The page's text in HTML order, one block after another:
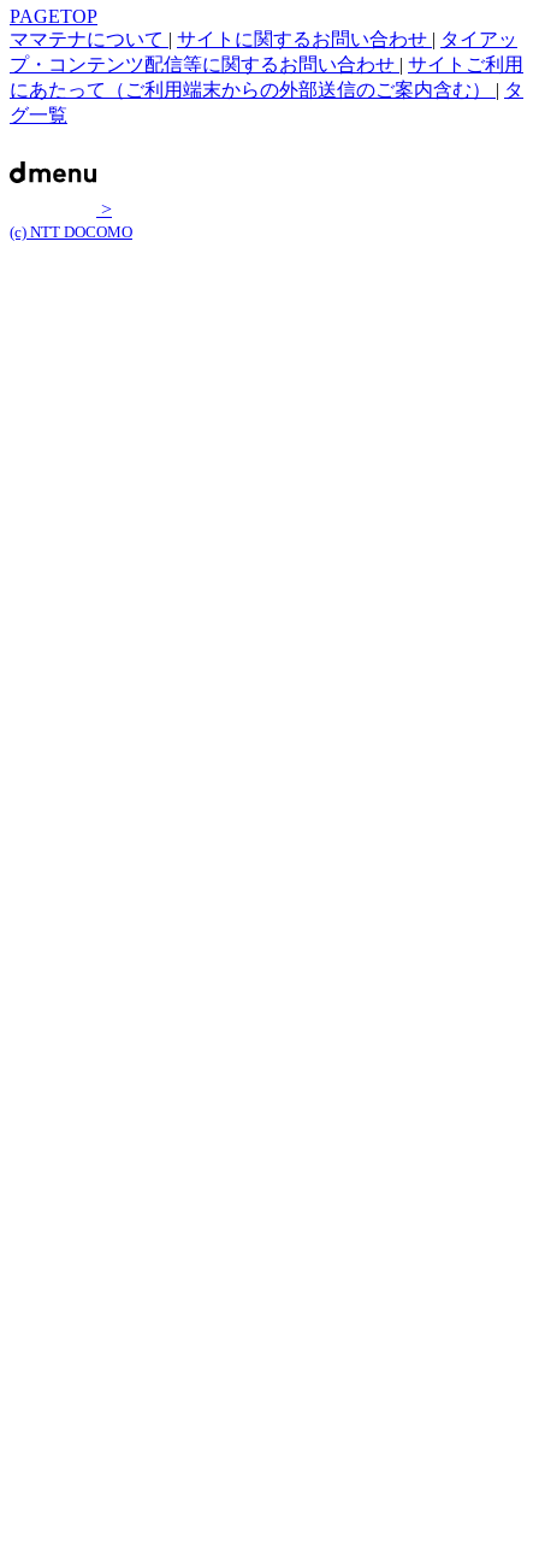
PAGETOP
ママテナについて | サイトに関するお問い合わせ | タイアッ
プ・コンテンツ配信等に関するお問い合わせ | サイトご利用
にあたって（ご利用端末からの外部送信のご案内含む） | タ
グ一覧
>
(c) NTT DOCOMO